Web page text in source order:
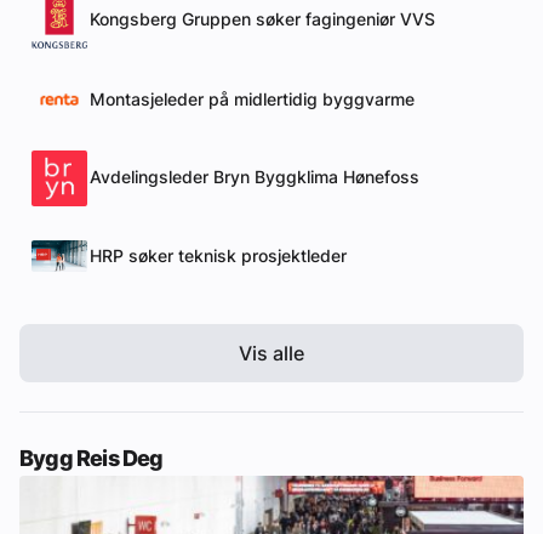
Kongsberg Gruppen søker fagingeniør VVS
Montasjeleder på midlertidig byggvarme
Avdelingsleder Bryn Byggklima Hønefoss
HRP søker teknisk prosjektleder
Vis alle
Bygg Reis Deg